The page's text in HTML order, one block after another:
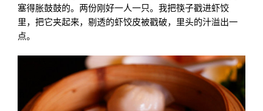
塞得胀鼓鼓的。两份刚好一人一只。我把筷子戳进虾饺
里，把它夹起来，剔透的虾饺皮被戳破，里头的汁溢出一
点。